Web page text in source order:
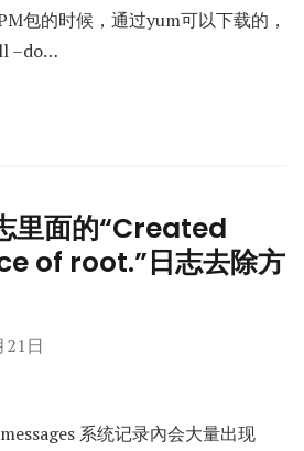
包的时候，通过yum可以下载的，
–do…
里面的“Created
of root.”日志去除方
21日
系统记录內会大量出现